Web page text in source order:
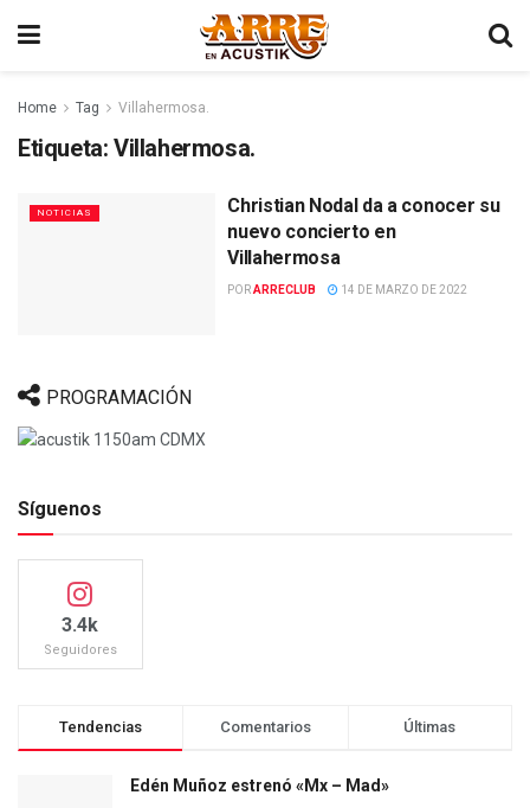
Home Tag Villahermosa.
Etiqueta: Villahermosa.
NOTICIAS
Christian Nodal da a conocer su
nuevo concierto en
Villahermosa
PORARRECLUB 14 DE MARZO DE 2022
PROGRAMACIÓN
Síguenos
3.4k
Seguidores
Tendencias Comentarios Últimas
Edén Muñoz estrenó «Mx – Mad»